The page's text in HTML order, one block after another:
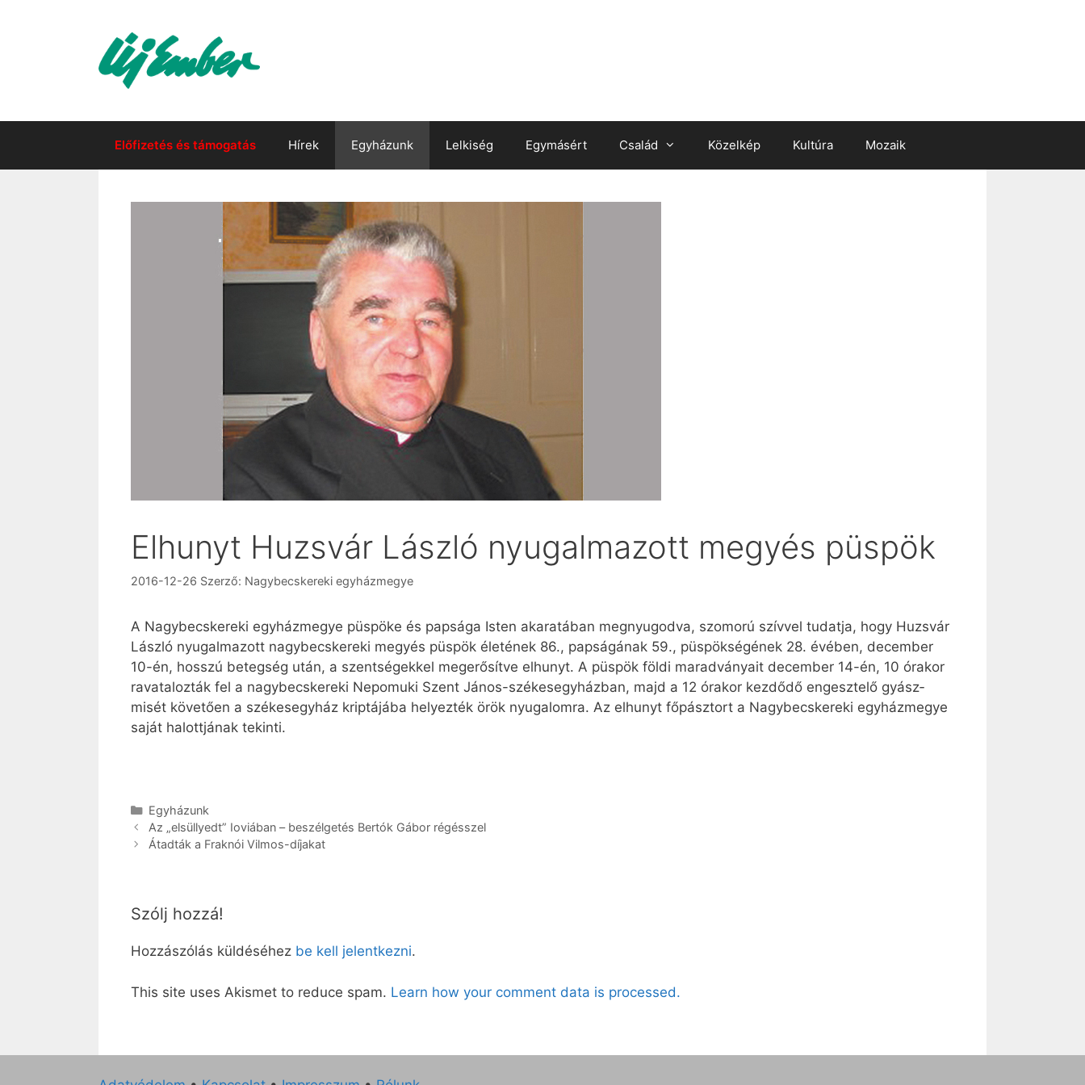
Előfizetés és támogatás Hírek Egyházunk Lelkiség Egymásért Család Közelkép Kultúra Mozaik
Elhunyt Huzsvár László nyugalmazott megyés püspök
2016-12-26 Szerző: Nagybecskereki egyházmegye
A Nagybecskereki egyházmegye püspöke és papsága Isten akaratában megnyugodva, szomorú szívvel tudatja, hogy Huzsvár
László nyugalmazott nagybecskereki megyés püspök életének 86., papságának 59., püspökségének 28. évében, december
10-én, hosszú betegség után, a szentségekkel megerősítve elhunyt. A püspök földi maradványait december 14-én, 10 órakor
ravatalozták fel a nagybecskereki Nepomuki Szent János-székesegyházban, majd a 12 órakor kezdődő engesztelő gyász­
misét követően a székesegyház kriptájába helyezték örök nyugalomra. Az elhunyt főpásztort a Nagybecskereki egyházmegye
saját halottjának tekinti.
Kategória
Egyházunk
Az „elsüllyedt” Ioviában – beszélgetés Bertók Gábor régésszel
Átadták a Fraknói Vilmos-díjakat
Szólj hozzá!
Hozzászólás küldéséhez be kell jelentkezni.
This site uses Akismet to reduce spam. Learn how your comment data is processed.